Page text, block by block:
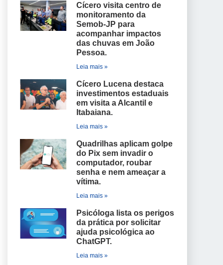
Cícero visita centro de
monitoramento da
Semob-JP para
acompanhar impactos
das chuvas em João
Pessoa.
Leia mais »
Cícero Lucena destaca
investimentos estaduais
em visita a Alcantil e
Itabaiana.
Leia mais »
Quadrilhas aplicam golpe
do Pix sem invadir o
computador, roubar
senha e nem ameaçar a
vítima.
Leia mais »
Psicóloga lista os perigos
da prática por solicitar
ajuda psicológica ao
ChatGPT.
Leia mais »